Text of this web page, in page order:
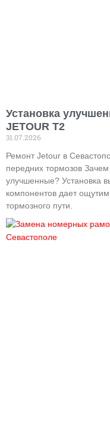
Установка
JETOUR T2
31.07.2026
Ремонт Jetour в
передних тормозов
улучшенные? Установка
компонентов дает
тормозного пути.